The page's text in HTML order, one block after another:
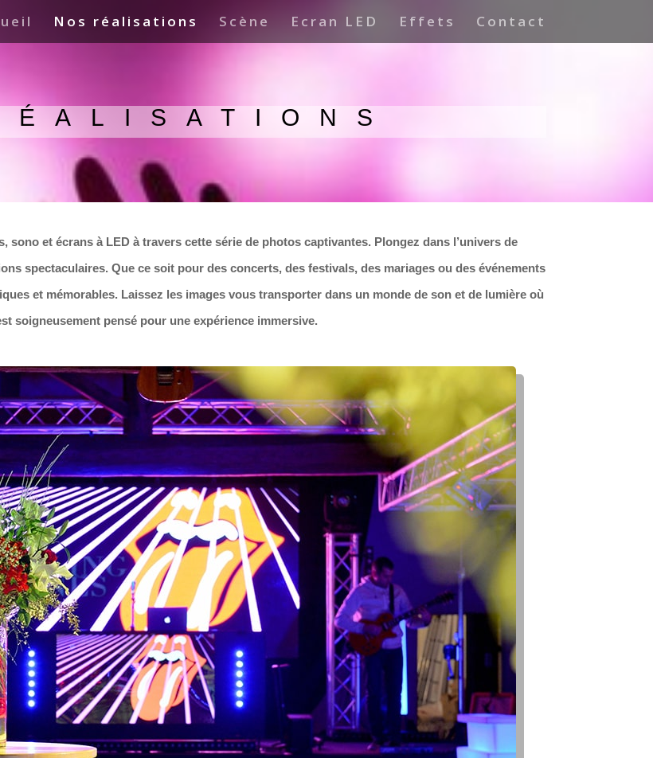
Nos réalisations Scène Ecran LED Effets Contact
É ALISATIONS
et écrans à LED à travers cette série de photos captivantes. Plongez dans l’univers de
spectaculaires. Que ce soit pour des concerts, des festivals, des mariages ou des événements
et mémorables. Laissez les images vous transporter dans un monde de son et de lumière où
soigneusement pensé pour une expérience immersive.